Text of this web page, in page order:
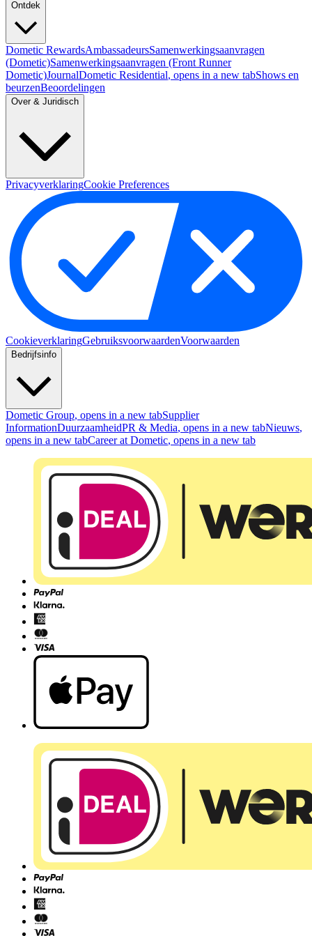
Ontdek
Dometic RewardsAmbassadeursSamenwerkingsaanvragen
(Dometic)Samenwerkingsaanvragen (Front Runner
Dometic)JournalDometic Residential, opens in a new tabShows en
beurzenBeoordelingen
Over & Juridisch
PrivacyverklaringCookie Preferences
CookieverklaringGebruiksvoorwaardenVoorwaarden
Bedrijfsinfo
Dometic Group, opens in a new tabSupplier
InformationDuurzaamheidPR & Media, opens in a new tabNieuws,
opens in a new tabCareer at Dometic, opens in a new tab